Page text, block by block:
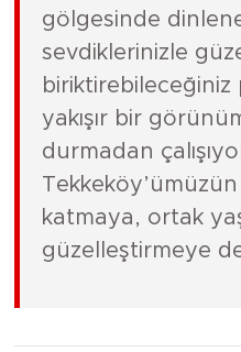
gölgesinde
sevdiklerinizle
biriktirebileceğiniz
yakışır bir
durmadan
katmaya, ortak
güzelleştirmeye